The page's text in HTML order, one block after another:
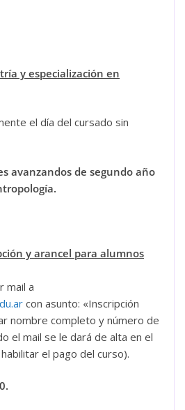
y especialización en
el día del cursado sin
avanzandos de segundo año
y arancel para alumnos
mail a
con asunto: «Inscripción
nombre completo y número de
el mail se le dará de alta en el
el pago del curso).